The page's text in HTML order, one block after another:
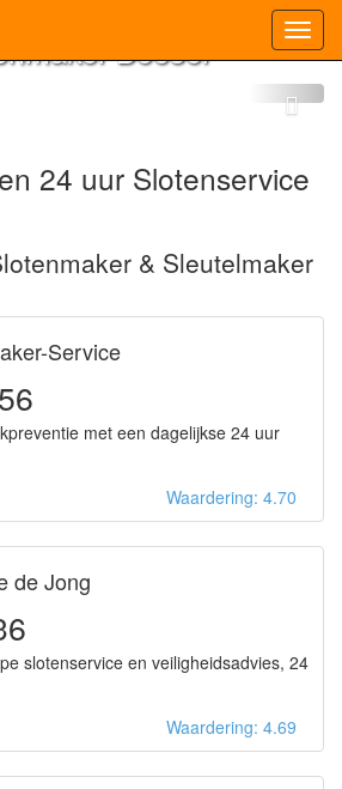
Beesel
24 uur Slotenservice
& Sleutelmaker
Service
met een dagelijkse 24 uur
Waardering: 4.70
de Jong
slotenservice en veiligheidsadvies, 24
Waardering: 4.69